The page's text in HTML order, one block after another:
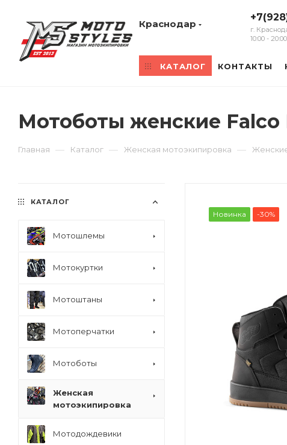
Краснодар
г.
10:00 -
КАТАЛОГ КОНТАКТЫ
Мотоботы женские Falco
Главная — Каталог — Женская мотоэкипировка —
Новинка -30%
КАТАЛОГ
Мотошлемы
Мотокуртки
Мотоштаны
Мотоперчатки
Мотоботы
Женская
мотоэкипировка
Мотодождевики